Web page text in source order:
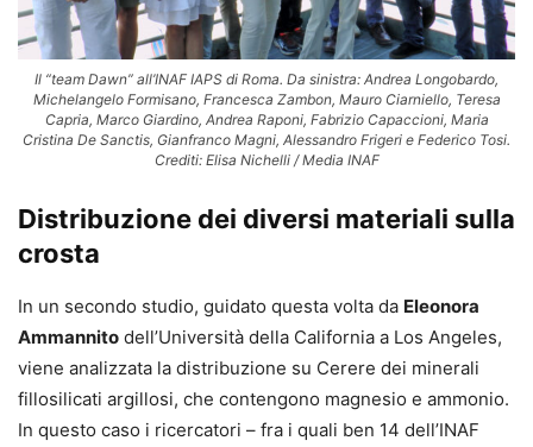
Il “team Dawn” all’INAF IAPS di Roma. Da sinistra: Andrea Longobardo,
Michelangelo Formisano, Francesca Zambon, Mauro Ciarniello, Teresa
Capria, Marco Giardino, Andrea Raponi, Fabrizio Capaccioni, Maria
Cristina De Sanctis, Gianfranco Magni, Alessandro Frigeri e Federico Tosi.
Crediti: Elisa Nichelli / Media INAF
Distribuzione dei diversi materiali sulla
crosta
In un secondo studio, guidato questa volta da Eleonora
Ammannito dell’Università della California a Los Angeles,
viene analizzata la distribuzione su Cerere dei minerali
fillosilicati argillosi, che contengono magnesio e ammonio.
In questo caso i ricercatori – fra i quali ben 14 dell’INAF